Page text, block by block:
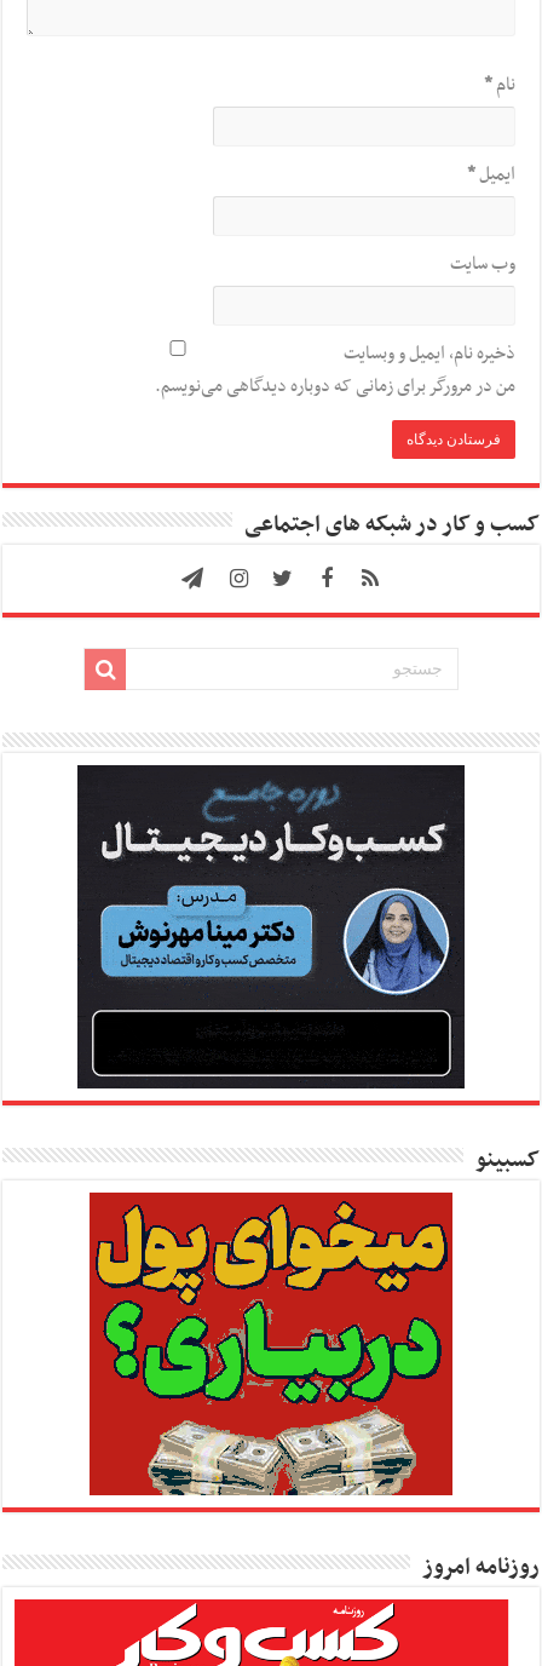
نام*
ایمیل*
وب‌ سایت
ذخیره نام، ایمیل و وبسایت
من در مرورگر برای زمانی که دوباره دیدگاهی می‌نویسم.
کسب و کار در شبکه های اجتماعی
کسبینو
روزنامه امروز